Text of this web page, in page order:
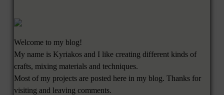
Welcome to my blog!
My name is Kyriakos and I like creating different kinds of
crafts, mixing materials and techniques.
Most of my projects are posted here in my blog. Thanks for
visiting and leaving comments.